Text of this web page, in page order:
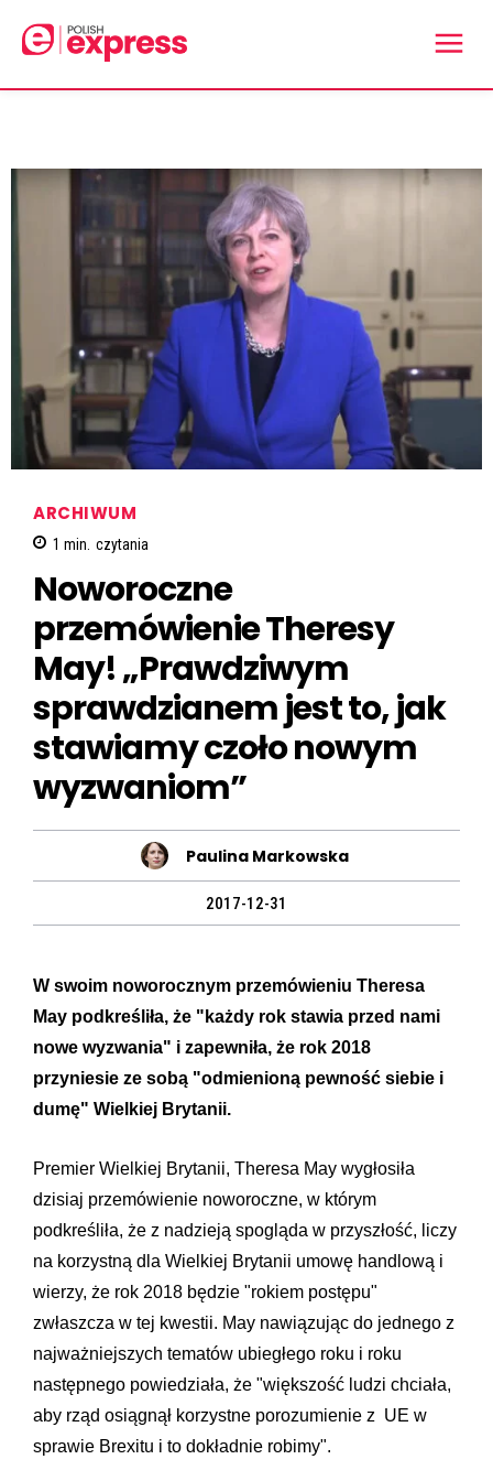
ARCHIWUM
1 min. czytania
Noworoczne
przemówienie Theresy
May! „Prawdziwym
sprawdzianem jest to, jak
stawiamy czoło nowym
wyzwaniom”
Paulina Markowska
2017-12-31
W swoim noworocznym przemówieniu Theresa
May podkreśliła, że "każdy rok stawia przed nami
nowe wyzwania" i zapewniła, że rok 2018
przyniesie ze sobą "odmienioną pewność siebie i
dumę" Wielkiej Brytanii.
Premier Wielkiej Brytanii, Theresa May wygłosiła
dzisiaj przemówienie noworoczne, w którym
podkreśliła, że z nadzieją spogląda w przyszłość, liczy
na korzystną dla Wielkiej Brytanii umowę handlową i
wierzy, że rok 2018 będzie "rokiem postępu"
zwłaszcza w tej kwestii. May nawiązując do jednego z
najważniejszych tematów ubiegłego roku i roku
następnego powiedziała, że "większość ludzi chciała,
aby rząd osiągnął korzystne porozumienie z UE w
sprawie Brexitu i to dokładnie robimy".